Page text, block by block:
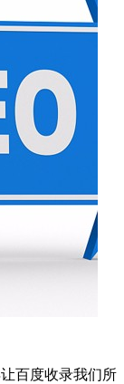
百度收录我们所